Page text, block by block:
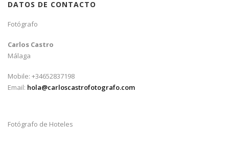
DATOS DE CONTACTO
Fotógrafo
Carlos Castro
Málaga
Mobile: +34652837198
Email: hola@carloscastrofotografo.com
Fotógrafo de Hoteles